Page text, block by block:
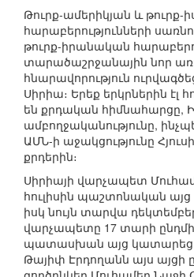
Թուրք-ամերիկյան և թուրք-
հարաբերությունների
թուրք-իրանական
տարածաշրջանային նոր
հնարավորություն
Սիրիա։ Երեք երկրներին էլ
են քրդական հիմնահարցը,
ամբողջականությունը,
ԱՄՆ-ի աջակցությունը
քրդերին։
Սիրիայի վարչապետ
հուլիսին պաշտոնական
իսկ նույն տարվա
վարչապետը 17 տարի
պատասխան այց կատարեց
Թայիփ Էրդողանն այս այցի